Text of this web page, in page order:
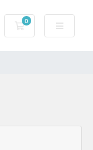
0
Carro de Pedidos